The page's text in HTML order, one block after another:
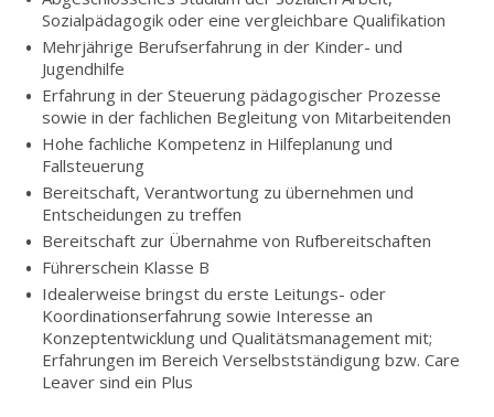
Sozialpädagogik oder eine vergleichbare Qualifikation
Mehrjährige Berufserfahrung in der Kinder- und
Jugendhilfe
Erfahrung in der Steuerung pädagogischer Prozesse
sowie in der fachlichen Begleitung von Mitarbeitenden
Hohe fachliche Kompetenz in Hilfeplanung und
Fallsteuerung
Bereitschaft, Verantwortung zu übernehmen und
Entscheidungen zu treffen
Bereitschaft zur Übernahme von Rufbereitschaften
Führerschein Klasse B
Idealerweise bringst du erste Leitungs- oder
Koordinationserfahrung sowie Interesse an
Konzeptentwicklung und Qualitätsmanagement mit;
Erfahrungen im Bereich Verselbstständigung bzw. Care
Leaver sind ein Plus